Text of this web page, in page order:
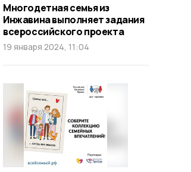
Многодетная семья из
Инжавина выполняет задания
всероссийского проекта
19 января 2024, 11:04